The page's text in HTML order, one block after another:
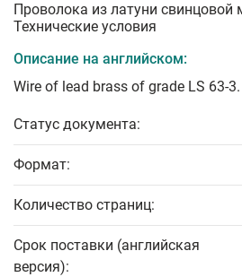
Проволока из латуни свинцовой
Технические условия
Описание на английском:
Wire of lead brass of grade LS 63-
Статус документа:
Формат:
Количество страниц:
Срок поставки (английская
версия):